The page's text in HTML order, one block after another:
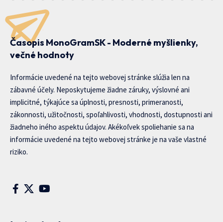
Časopis MonoGramSK - Moderné myšlienky,
večné hodnoty
Informácie uvedené na tejto webovej stránke slúžia len na
zábavné účely. Neposkytujeme žiadne záruky, výslovné ani
implicitné, týkajúce sa úplnosti, presnosti, primeranosti,
zákonnosti, užitočnosti, spoľahlivosti, vhodnosti, dostupnosti ani
žiadneho iného aspektu údajov. Akékoľvek spoliehanie sa na
informácie uvedené na tejto webovej stránke je na vaše vlastné
riziko.